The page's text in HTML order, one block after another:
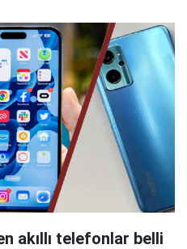
akıllı telefonlar belli